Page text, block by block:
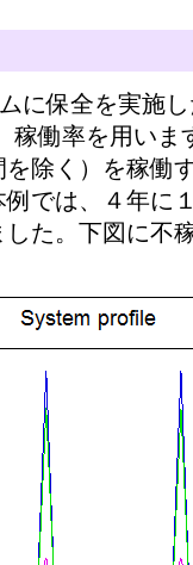
に保全を実施
稼働率を用い
除く）を稼働
では、４年に
した。下図に不